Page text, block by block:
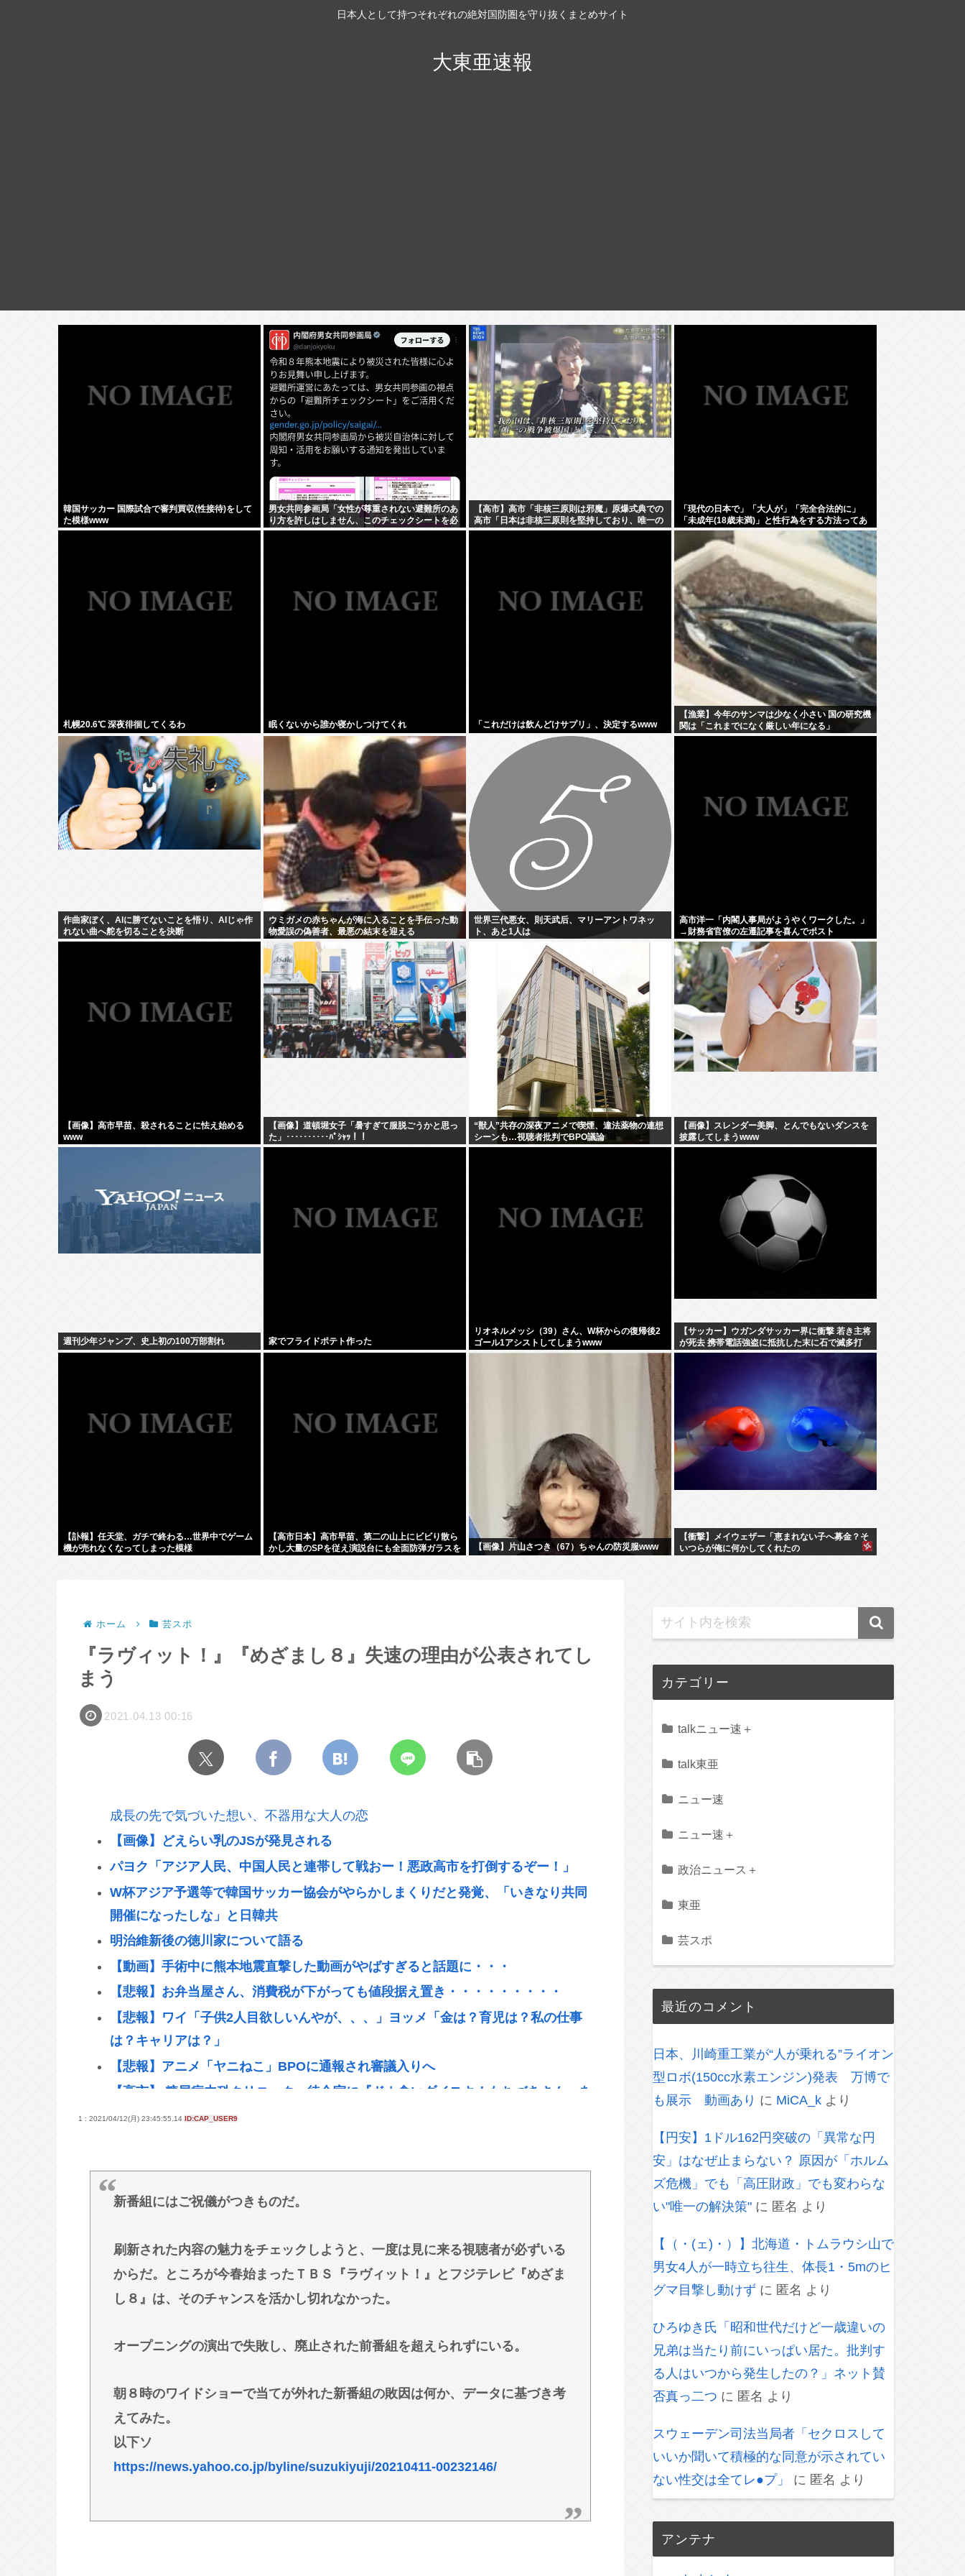
日本人として持つそれぞれの絶対国防圏を守り抜くまとめサイト
大東亜速報
韓国サッカー 国際試合で審判買収(性接待)をして
た模様www
男女共同参画局「女性が尊重されない避難所のあ
り方を許しはしません、このチェックシートを必
ず遵守してください」
【高市】高市「非核三原則は邪魔」原爆式典での
高市「日本は非核三原則を堅持しており、唯一の
被爆国として…」お目々パチパチッ
「現代の日本で」「大人が」「完全合法的に」
「未成年(18歳未満)」と性行為をする方法ってあ
るの？
札幌20.6℃ 深夜徘徊してくるわ 眠くないから誰か寝かしつけてくれ 「これだけは飲んどけサプリ」、決定するwww
【漁業】今年のサンマは少なく小さい 国の研究機
関は「これまでになく厳しい年になる」
作曲家ぼく、AIに勝てないことを悟り、AIじゃ作
れない曲へ舵を切ることを決断
ウミガメの赤ちゃんが海に入ることを手伝った動
物愛誤の偽善者、最悪の結末を迎える
世界三代悪女、則天武后、マリーアントワネッ
ト、あと1人は
高市洋一「内閣人事局がようやくワークした。」
→財務省官僚の左遷記事を喜んでポスト
【画像】高市早苗、殺されることに怯え始める
www
【画像】道頓堀女子「暑すぎて服脱ごうかと思っ
た」･･････････ﾊﾟｼｬｯ！！
“獣人”共存の深夜アニメで喫煙、違法薬物の連想
シーンも…視聴者批判でBPO議論
【画像】スレンダー美脚、とんでもないダンスを
披露してしまうwww
週刊少年ジャンプ、史上初の100万部割れ 家でフライドポテト作った
リオネルメッシ（39）さん、W杯からの復帰後2
ゴール1アシストしてしまうwww
【サッカー】ウガンダサッカー界に衝撃 若き主将
が死去 携帯電話強盗に抵抗した末に石で滅多打
ち… 国民が怒り「リーダーを失った」
【訃報】任天堂、ガチで終わる…世界中でゲーム
機が売れなくなってしまった模様
【高市日本】高市早苗、第二の山上にビビり散ら
かし大量のSPを従え演説台にも全面防弾ガラスを
【画像】片山さつき（67）ちゃんの防災服www
【衝撃】メイウェザー「恵まれない子へ募金？そ
いつらが俺に何かしてくれたの
ホーム 芸スポ
『ラヴィット！』『めざまし８』失速の理由が公表されてし
まう
2021.04.13 00:16
成長の先で気づいた想い、不器用な大人の恋
【画像】どえらい乳のJSが発見される
パヨク「アジア人民、中国人民と連帯して戦おー！悪政高市を打倒するぞー！」
W杯アジア予選等で韓国サッカー協会がやらかしまくりだと発覚、「いきなり共同
開催になったしな」と日韓共
明治維新後の徳川家について語る
【動画】手術中に熊本地震直撃した動画がやばすぎると話題に・・・
【悲報】お弁当屋さん、消費税が下がっても値段据え置き・・・・・・・・・
【悲報】ワイ「子供2人目欲しいんやが、、、」ヨッメ「金は？育児は？私の仕事
は？キャリアは？」
【悲報】アニメ「ヤニねこ」BPOに通報され審議入りへ
【高市】 糖尿病内科クリニック、待合室に『ドカ食いダイスキ！もちづきさん』を
置いてしまい炎上
【衝撃】きゃりーぱみゅぱみゅ 本名をさらりと告白
1 : 2021/04/12(月) 23:45:55.14 ID:CAP_USER9
新番組にはご祝儀がつきものだ。
刷新された内容の魅力をチェックしようと、一度は見に来る視聴者が必ずいる
からだ。ところが今春始まったＴＢＳ『ラヴィット！』とフジテレビ『めざま
し８』は、そのチャンスを活かし切れなかった。
オープニングの演出で失敗し、廃止された前番組を超えられずにいる。
朝８時のワイドショーで当てが外れた新番組の敗因は何か、データに基づき考
えてみた。
以下ソ
https://news.yahoo.co.jp/byline/suzukiyuji/20210411-00232146/
カテゴリー
talkニュー速＋
talk東亜
ニュー速
ニュー速＋
政治ニュース＋
東亜
芸スポ
最近のコメント
日本、川崎重工業が“人が乗れる”ライオン
型ロボ(150cc水素エンジン)発表 万博で
も展示 動画あり に MiCA_k より
【円安】1ドル162円突破の「異常な円
安」はなぜ止まらない？ 原因が「ホルム
ズ危機」でも「高圧財政」でも変わらな
い"唯一の解決策" に 匿名 より
【（・(ェ)・）】北海道・トムラウシ山で
男女4人が一時立ち往生、体長1・5mのヒ
グマ目撃し動けず に 匿名 より
ひろゆき氏「昭和世代だけど一歳違いの
兄弟は当たり前にいっぱい居た。批判す
る人はいつから発生したの？」ネット賛
否真っ二つ に 匿名 より
スウェーデン司法当局者「セクロスして
いいか聞いて積極的な同意が示されてい
ない性交は全てレ●プ」
に 匿名 より
アンテナ